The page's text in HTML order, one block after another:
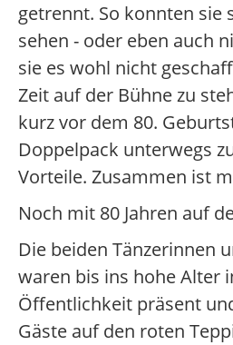
getrennt. So konnten sie
sehen - oder eben auch
sie es wohl nicht
Zeit auf der Bühne zu
kurz vor dem 80.
Doppelpack unterwegs
Vorteile. Zusammen ist
Noch mit 80 Jahren auf
Die beiden Tänzerinnen
waren bis ins hohe Alter
Öffentlichkeit präsent
Gäste auf den roten